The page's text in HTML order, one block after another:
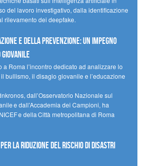
del lavoro investigativo, dalla identificazione
rilevamento dei deepfake.
e della Prevenzione: un impegno
giovanile
a Roma l’incontro dedicato ad analizzare lo
bullismo, il disagio giovanile e l’educazione
dall’Osservatorio Nazionale sul
e dall’Accademia dei Campioni, ha
e della Città metropolitana di Roma
la riduzione del rischio di disastri